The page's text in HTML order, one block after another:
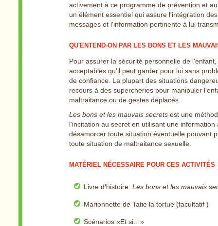
activement à ce programme de prévention et
un élément essentiel qui assure l'intégration
messages et l'information pertinente à lui
QU'ENTEND-ON PAR LES BONS ET LES
Pour assurer la sécurité personnelle de
acceptables qu'il peut garder pour lui sans
de confiance. La plupart des situations
recours à des supercheries pour manipuler
maltraitance ou de gestes déplacés.
Les bons et les mauvais secrets est une
l'incitation au secret en utilisant une
désamorcer toute situation éventuelle pouvant
toute situation de maltraitance sexuelle.
MATÉRIEL NÉCESSAIRE POUR CES ACTIVITÉS
Livre d'histoire: Les bons et les mauvais
Marionnette de Tatie la tortue (facultatif )
Scénarios «Et si…»